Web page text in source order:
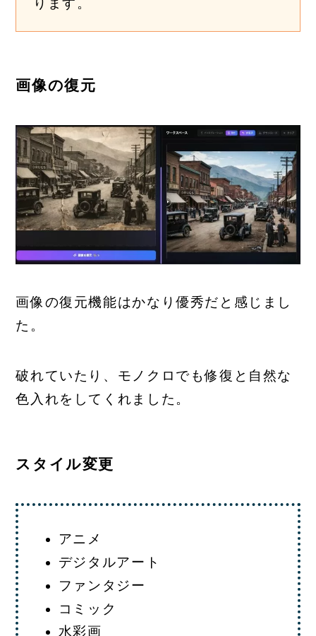
ります。
画像の復元
画像の復元機能はかなり優秀だと感じまし
た。
破れていたり、モノクロでも修復と自然な
色入れをしてくれました。
スタイル変更
アニメ
デジタルアート
ファンタジー
コミック
水彩画